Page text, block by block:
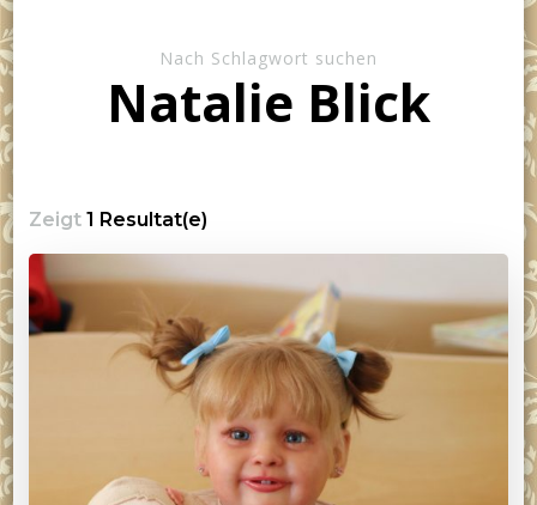
Nach Schlagwort suchen
Natalie Blick
Zeigt 1 Resultat(e)